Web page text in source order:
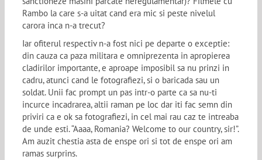
Rambo la care s-a uitat cand era mic si peste nivelul
carora inca n-a trecut?
Iar ofiterul respectiv n-a fost nici pe departe o exceptie:
din cauza ca paza militara e omniprezenta in apropierea
cladirilor importante, e aproape imposibil sa nu prinzi in
cadru, atunci cand le fotografiezi, si o baricada sau un
soldat. Unii fac prompt un pas intr-o parte ca sa nu-ti
incurce incadrarea, altii raman pe loc dar iti fac semn din
priviri ca e ok sa fotografiezi, in cel mai rau caz te intreaba
de unde esti. “Aaaa, Romania? Welcome to our country, sir!”.
Am auzit chestia asta de enspe ori si tot de enspe ori am
ramas surprins.